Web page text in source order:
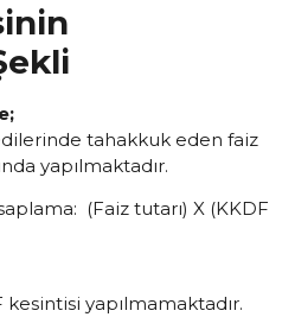
tahakkuk eden faiz
yapılmaktadır.
(Faiz tutarı) X (KKDF
yapılmamaktadır.